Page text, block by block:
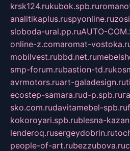
krsk124.rukubok.spb.ru
analitikaplus.ruspyonline.ru
sloboda-ural.pp.ruAUTO-
online-z.comaromat-
mobilvest.rubbd.net.ru
smp-forum.rubastion-td.ru
avrmotors.ruart-galadesign.ru
ecostep-samara.rud-p.spb.ru
sko.com.rudavitamebel-spb.ru
kokoroyari.spb.rublesna-
lenderoq.rusergeydobrin.ru
people-of-art.rubezzubova.ru